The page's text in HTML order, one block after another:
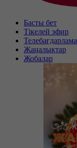
Басты бет
Тікелей эфир
Телебағдарлама
Жаңалықтар
Жобалар